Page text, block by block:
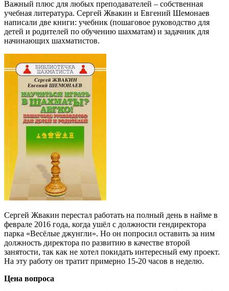
Важный плюс для любых преподавателей – собственная
учебная литература. Сергей Жвакин и Евгений Шемонаев
написали две книги: учебник (пошаговое руководство для
детей и родителей по обучению шахматам) и задачник для
начинающих шахматистов.
Сергей Жвакин перестал работать на полный день в найме в
феврале 2016 года, когда ушёл с должности гендиректора
парка «Весёлые джунгли». Но он попросил оставить за ним
должность директора по развитию в качестве второй
занятости, так как не хотел покидать интересный ему проект.
На эту работу он тратит примерно 15-20 часов в неделю.
Цена вопроса